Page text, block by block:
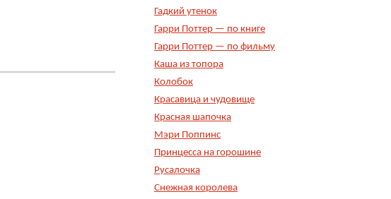
Гадкий утенок
Гарри Поттер — по книге
Гарри Поттер — по фильму
Каша из топора
Колобок
Красавица и чудовище
Красная шапочка
Мэри Поппинс
Принцесса на горошине
Русалочка
Снежная королева